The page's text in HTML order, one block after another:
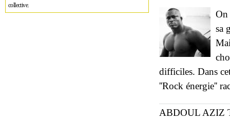
collective.
On
sa
difficiles. Dans
''Rock énergie''
ABDOUL AZIZ